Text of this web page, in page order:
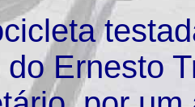
do Ernesto